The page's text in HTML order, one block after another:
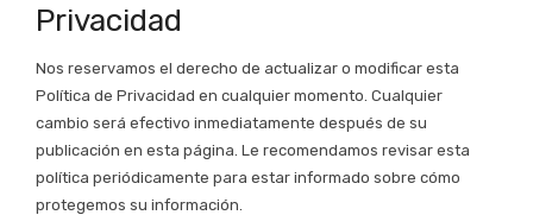
Privacidad
Nos reservamos el derecho de actualizar o modificar esta
Política de Privacidad en cualquier momento. Cualquier
cambio será efectivo inmediatamente después de su
publicación en esta página. Le recomendamos revisar esta
política periódicamente para estar informado sobre cómo
protegemos su información.